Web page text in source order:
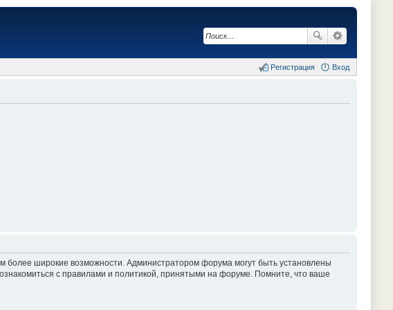
Вход
Регистрация
более широкие возможности. Администратором форума могут быть установлены
с правилами и политикой, принятыми на форуме. Помните, что ваше